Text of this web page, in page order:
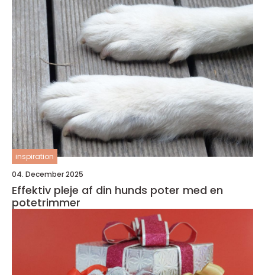
inspiration
04. December 2025
Effektiv pleje af din hunds poter med en
potetrimmer